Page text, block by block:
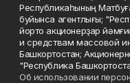
Республикаһының
буйынса агентлығы;
йорто акционерҙар
и средствам массовой
Башкортостан;
"Республика
Об использовании